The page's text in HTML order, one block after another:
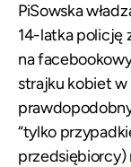
PiSowska
14-latka policję
na
strajku kobiet
“tylko
przedsiębiorcy)